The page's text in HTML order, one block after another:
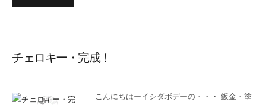
チェロキー・完成！
こんにちはーイシダボデーの・・・ 鈑金・塗